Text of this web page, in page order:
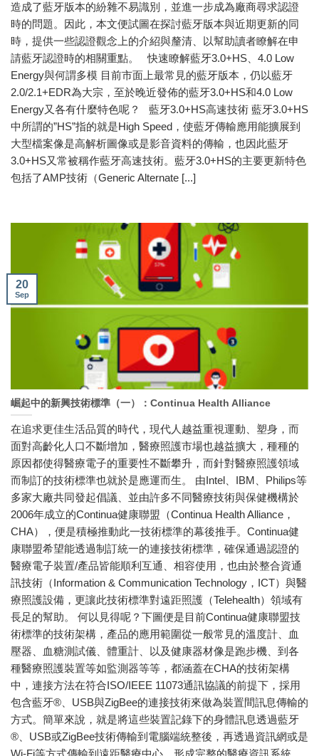
造成了藍牙版本的紛雜不易識別，並進一步成為廠商尋求認證
時的問題。因此，本文便試圖在探討藍牙版本與近期更新的同
時，提供一些認證觀念上的介紹與釐清、以幫助讀者瞭解在申
請藍牙認證時的相關重點。 快速瞭解藍牙3.0+HS、4.0 Low
Energy與何謂多模 目前市面上最常見的藍牙版本，仍以藍牙
2.0/2.1+EDR為大宗，至於晚近發佈的藍牙3.0+HS和4.0 Low
Energy又各有什麼特色呢？ 藍牙3.0+HS高速技術 藍牙3.0+HS
中所謂的”HS”指的就是High Speed，使藍牙傳輸應用能擴展到
大型檔案像是高解析圖像或是影音資料的傳輸，也因此藍牙
3.0+HS又常被稱作藍牙高速技術。藍牙3.0+HS的主要更新特色
包括了AMP技術（Generic Alternate [...]
崛起中的新興技術標準（一）：Continua Health Alliance
在追求更佳生活品質的時代，現代人越益重視運動、塑身，而
面對高齡化人口不斷增加，醫療照護市場也越益擴大，種種的
原因都使得醫療電子的重要性不斷攀升，而針對醫療照護領域
而制訂的技術標準也就於是應運而生。 由Intel、IBM、Philips等
多家大廠共同發起倡議、並由許多不同醫療技術與保健機構於
2006年成立的Continua健康聯盟（Continua Health Alliance，
CHA），便是積極推動此一技術標準的幕後推手。Continua健
康聯盟希望能透過制訂統一的連接技術標準，確保通過認證的
醫療電子裝置/產品皆能順利互通、相容使用，也由於整合資通
訊技術（Information & Communication Technology，ICT）與醫
療照護設備，更讓此技術標準對遠距照護（Telehealth）領域有
長足的幫助。 何以見得呢？下圖便是目前Continua健康聯盟技
術標準的技術架構，產品的應用範圍從一般常見的溫度計、血
壓器、血糖測試儀、體重計、以及健康器材像是跑步機、到各
種醫療照護裝置等如監測器等等，都涵蓋在CHA的技術架構
中，連接方法在符合ISO/IEEE 11073通訊協議的前提下，採用
包含藍牙®、USB與ZigBee的連接技術來做為裝置間訊息傳輸的
方式。簡單來說，就是將這些裝置記錄下的身體訊息透過藍牙
®、USB或ZigBee技術傳輸到電腦端統整後，再透過資訊網或是
Wi-Fi等方式傳輸到遠距醫療中心，形成完整的醫療資訊系統，
20
Sep